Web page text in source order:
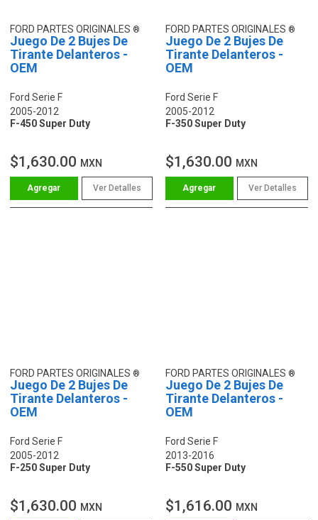
FORD PARTES ORIGINALES
Juego De 2 Bujes De
Tirante Delanteros -
OEM
Ford Serie F
2005-2012
F-450 Super Duty
$1,630.00 MXN
Ver Detalles
FORD PARTES ORIGINALES
Juego De 2 Bujes De
Tirante Delanteros -
OEM
Ford Serie F
2005-2012
F-350 Super Duty
$1,630.00 MXN
Ver Detalles
FORD PARTES ORIGINALES
Juego De 2 Bujes De
Tirante Delanteros -
OEM
Ford Serie F
2005-2012
F-250 Super Duty
$1,630.00 MXN
FORD PARTES ORIGINALES
Juego De 2 Bujes De
Tirante Delanteros -
OEM
Ford Serie F
2013-2016
F-550 Super Duty
$1,616.00 MXN